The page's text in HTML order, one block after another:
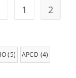
1 2
(5) APCD (4)